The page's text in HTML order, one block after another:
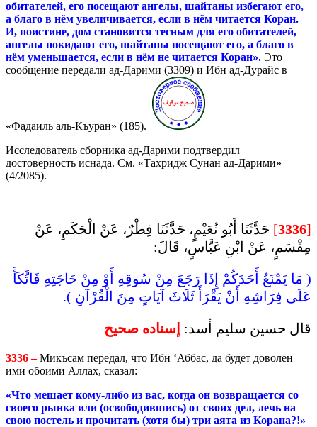
обитателей, его посещают ангелы, шайтаны избегают его,
а благо в нём увеличивается, если в нём читается Коран.
И, поистине, дом становится тесным для его обитателей,
ангелы покидают его, шайтаны посещают его, а благо в
нём уменьшается, если в нём не читается Коран». Это
сообщение передали ад-Дарими (3309) и Ибн ад-Дурайс в
«Фадаиль аль-Къуран» (185).
Исследователь сборника ад-Дарими подтвердил
достоверность иснада. См. «Тахридж Сунан ад-Дарими»
(4/2085).
—
[
3336
] حَدَّثَنَا أَبُو نُعَيْمٍ، حَدَّثَنَا فِطْرٌ، عَنْ الْحَكَمِ، عَنْ
مِقْسَمٍ، عَنْ ابْنِ عَبَّاسٍ، قَالَ:
( مَا يَمْنَعُ أَحَدَكُمْ إِذَا رَجَعَ مِنْ سُوقِهِ أَوْ مِنْ حَاجَتِهِ فَاتَّكَأَ
عَلَى فِرَاشِهِ أَنْ يَقْرَأَ ثَلَاثَ آيَاتٍ مِنَ الْقُرْآنِ ).
قال حسين سليم أسد: إسناده صحيح
3336 –Микъсам передал, что Ибн ‘Аббас, да будет доволен
ими обоими Аллах, сказал:
«Что мешает кому-либо из вас, когда он возвращается со
своего рынка или (освободившись) от своих дел, лечь на
свою постель и прочитать (хотя бы) три аята из Корана?!»